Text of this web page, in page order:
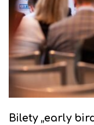
Bilety „early